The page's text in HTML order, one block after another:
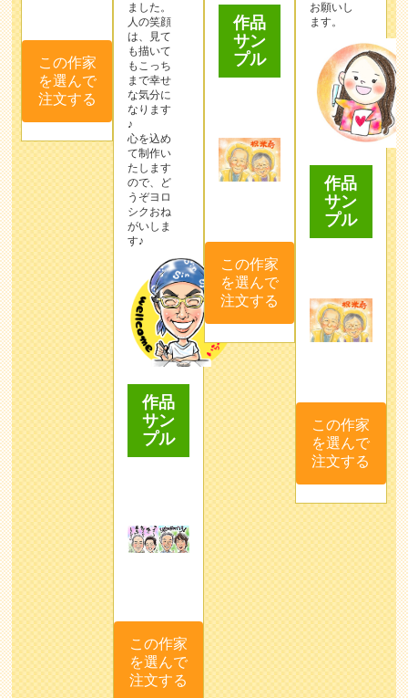
この作家
を選んで
注文する
ました。
人の笑顔
は、見て
も描いて
もこっち
まで幸せ
な気分に
なります
♪
心を込め
て制作い
たします
ので、ど
うぞヨロ
シクおね
がいしま
す♪
作品
サン
プル
この作家
を選んで
注文する
作品
サン
プル
この作家
を選んで
注文する
お願いし
ます。
作品
サン
プル
この作家
を選んで
注文する